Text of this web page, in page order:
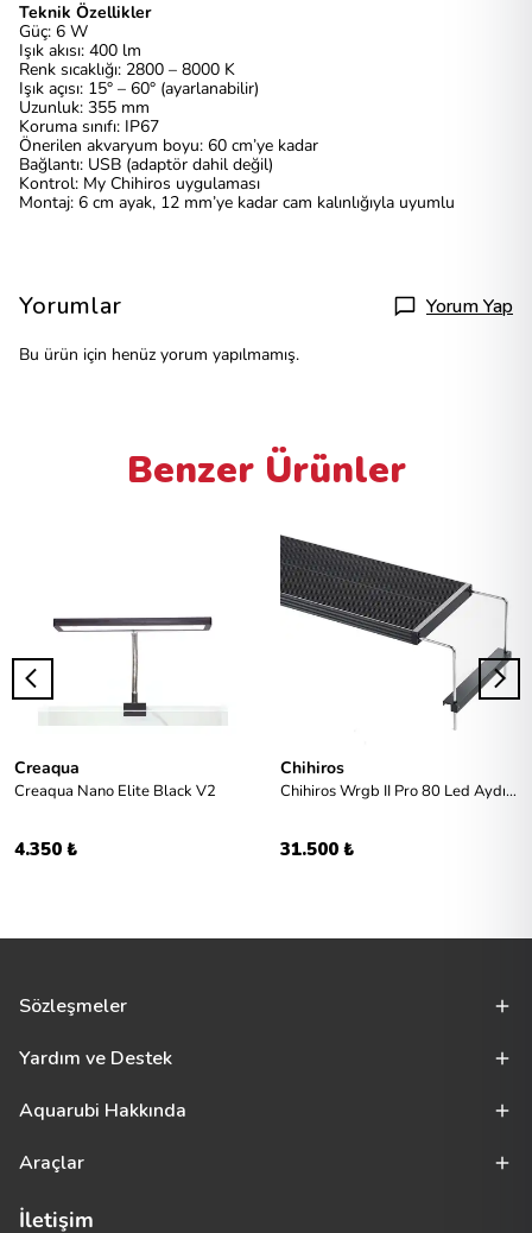
Teknik Özellikler
Güç: 6 W
Işık akısı: 400 lm
Renk sıcaklığı: 2800 – 8000 K
Işık açısı: 15° – 60° (ayarlanabilir)
Uzunluk: 355 mm
Koruma sınıfı: IP67
Önerilen akvaryum boyu: 60 cm’ye kadar
Bağlantı: USB (adaptör dahil değil)
Kontrol: My Chihiros uygulaması
Montaj: 6 cm ayak, 12 mm’ye kadar cam kalınlığıyla uyumlu
Yorumlar Yorum Yap
Bu ürün için henüz yorum yapılmamış.
Benzer Ürünler
Creaqua
Creaqua Nano Elite Black V2
4.350 ₺
Chihiros
Chihiros Wrgb II Pro 80 Led Aydınlatma
31.500 ₺
Sözleşmeler
Yardım ve Destek
Aquarubi Hakkında
Araçlar
İletişim